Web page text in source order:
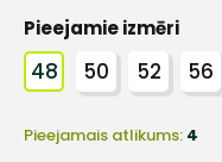
Pieejamie izmēri
48 50 52 56
Pieejamais atlikums: 4